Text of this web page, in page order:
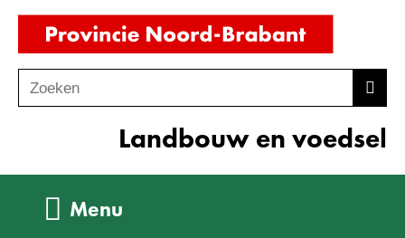
Ga
de
inhoud
o
Zoeken
Landbouw en voedsel
Menu